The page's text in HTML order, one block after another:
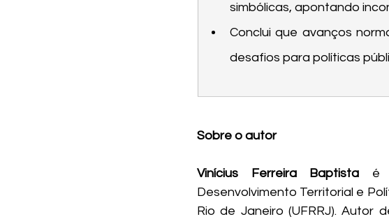
simbólicas, apontando
Conclui que avanços
desafios para políticas
Sobre o autor
Vinícius Ferreira Baptista é
Desenvolvimento Territorial e
Rio de Janeiro (UFRRJ). Autor